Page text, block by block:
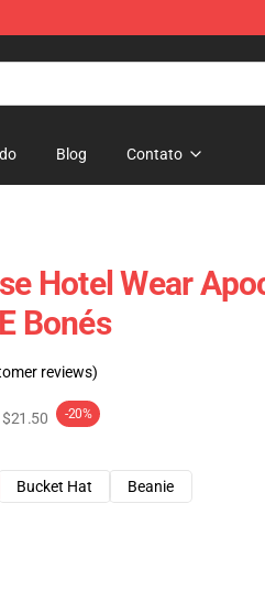
Blog Contato
Hotel Wear
Bonés
reviews)
$21.50 -20%
Bucket Hat
Beanie